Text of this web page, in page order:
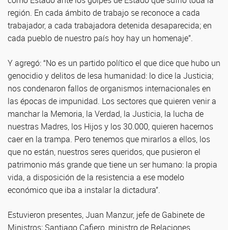
región. En cada ámbito de trabajo se reconoce a cada
trabajador, a cada trabajadora detenida desaparecida; en
cada pueblo de nuestro país hoy hay un homenaje”.
Y agregó: “No es un partido político el que dice que hubo un
genocidio y delitos de lesa humanidad: lo dice la Justicia;
nos condenaron fallos de organismos internacionales en
las épocas de impunidad. Los sectores que quieren venir a
manchar la Memoria, la Verdad, la Justicia, la lucha de
nuestras Madres, los Hijos y los 30.000, quieren hacernos
caer en la trampa. Pero tenemos que mirarlos a ellos, los
que no están, nuestros seres queridos, que pusieron el
patrimonio más grande que tiene un ser humano: la propia
vida, a disposición de la resistencia a ese modelo
económico que iba a instalar la dictadura”.
Estuvieron presentes, Juan Manzur, jefe de Gabinete de
Ministros; Santiago Cafiero, ministro de Relaciones